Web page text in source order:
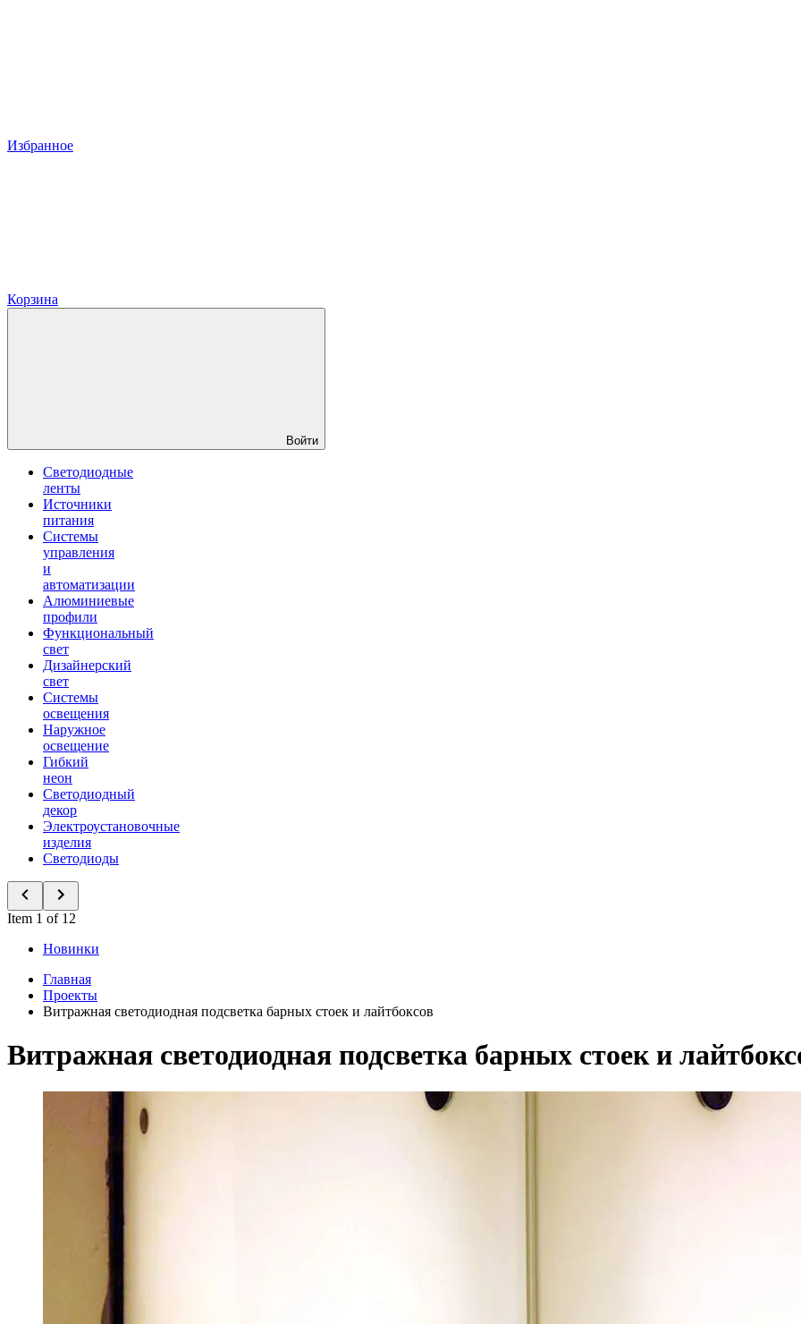
Избранное
Корзина
Войти
Светодиодные
ленты
Источники
питания
Системы
управления
и
автоматизации
Алюминиевые
профили
Функциональный
свет
Дизайнерский
свет
Системы
освещения
Наружное
освещение
Гибкий
неон
Светодиодный
декор
Электроустановочные
изделия
Светодиоды
Item 1 of 12
Новинки
Главная
Проекты
Витражная светодиодная подсветка барных стоек и лайтбоксов
Витражная светодиодная подсветка барных стоек и